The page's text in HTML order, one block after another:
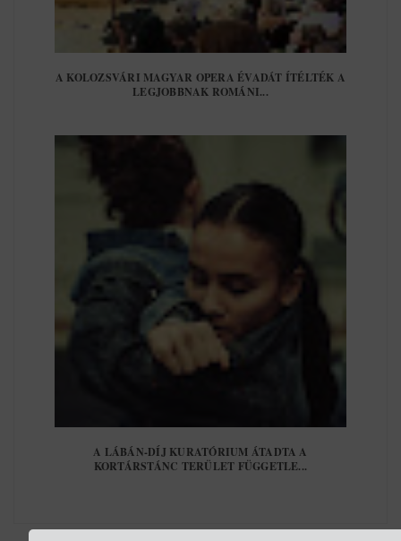
A KOLOZSVÁRI MAGYAR OPERA ÉVADÁT ÍTÉLTÉK A
LEGJOBBNAK ROMÁNI...
A LÁBÁN-DÍJ KURATÓRIUM ÁTADTA A
KORTÁRSTÁNC TERÜLET FÜGGETLE...